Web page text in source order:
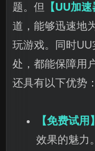
题。但 【UU加速
道，能够迅速地
玩游戏。同时
处，都能保障用
还具有以下优势：
【免费试用】
效果的魅力。